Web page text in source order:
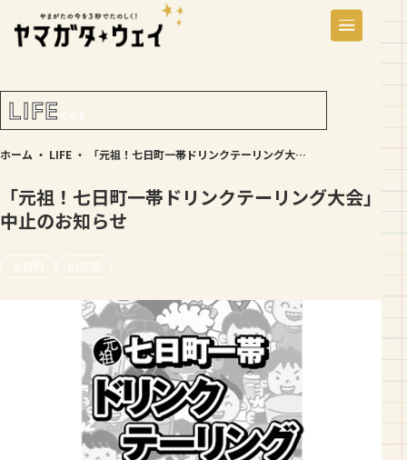
LIFE くらす
ホーム ・ LIFE ・ 「元祖！七日町一帯ドリンクテーリング大会」中止のお知らせ
「元祖！七日町一帯ドリンクテーリング大会」
中止のお知らせ
七日町 山形市